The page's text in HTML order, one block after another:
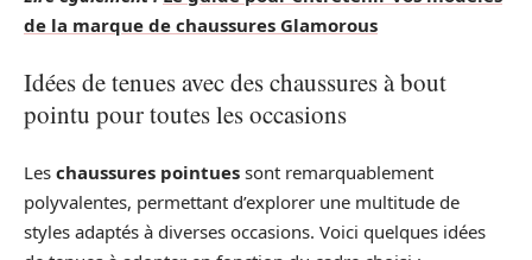
de la marque de chaussures Glamorous
Idées de tenues avec des chaussures à bout
pointu pour toutes les occasions
Les chaussures pointues sont remarquablement
polyvalentes, permettant d’explorer une multitude de
styles adaptés à diverses occasions. Voici quelques idées